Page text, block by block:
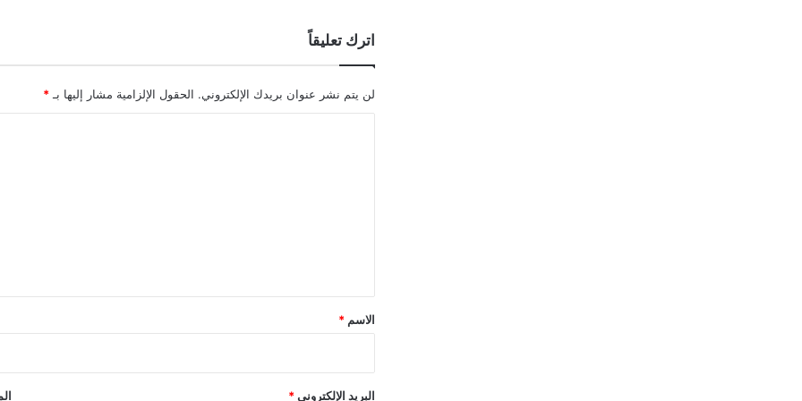
اترك تعليقاً
لن يتم نشر عنوان بريدك الإلكتروني. الحقول الإلزامية مشار إليها بـ *
*
الاسم *
البريد الإلكتروني *